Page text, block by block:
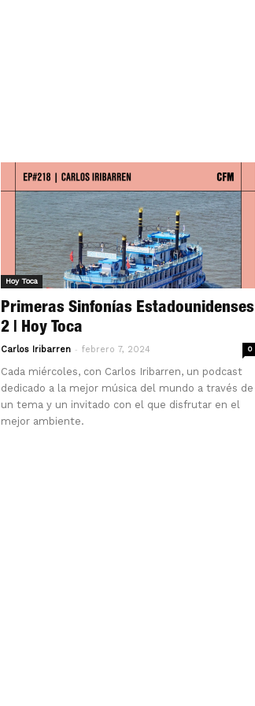
Hoy Toca
Primeras Sinfonías Estadounidenses
2 | Hoy Toca
Carlos Iribarren - febrero 7, 2024 0
Cada miércoles, con Carlos Iribarren, un podcast
dedicado a la mejor música del mundo a través de
un tema y un invitado con el que disfrutar en el
mejor ambiente.